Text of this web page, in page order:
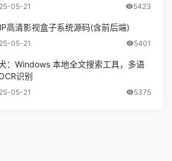
05-21 5423
高清影视盒子系统源码(含前后端)
05-21 5401
：Windows 本地全文搜索工具，多语
识别
05-21 5375